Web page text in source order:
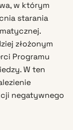
w którym
starania
złożonym
Programu
W ten
negatywnego